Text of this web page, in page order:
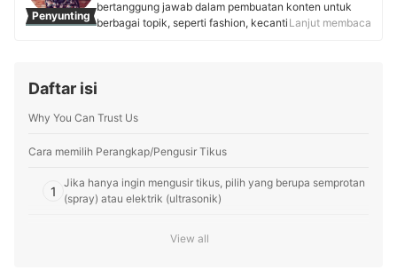
Penyunting
bertanggung jawab dalam pembuatan konten untuk
berbagai topik, seperti fashion, kecantikan, kesehatan,
menyusun panduan cara memilih produk serta
untuk membantu pembaca mybest menemukan produk
mereka.
Profil Gita Laras
Lanjut membaca
Daftar isi
Why You Can Trust Us
Cara memilih Perangkap/Pengusir Tikus
1
Jika hanya ingin mengusir tikus, pilih yang berupa semprotan
(spray) atau elektrik (ultrasonik)
View all